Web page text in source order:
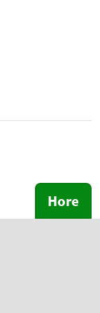
Hore